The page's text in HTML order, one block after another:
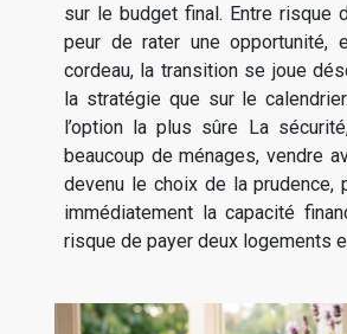
sur le budget final. Entre risque
peur de rater une opportunité,
cordeau, la transition se joue
la stratégie que sur le
l’option la plus sûre La
beaucoup de ménages, vendre
devenu le choix de la prudence,
immédiatement la capacité
risque de payer deux logements